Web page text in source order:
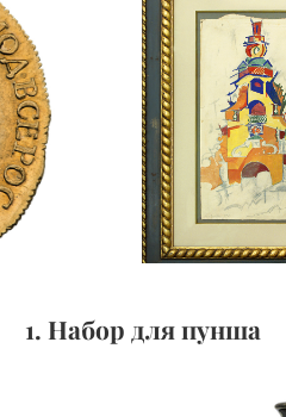
1. Набор для пунша